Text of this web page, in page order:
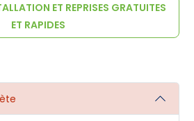
ET REPRISES GRATUITES
ET RAPIDES